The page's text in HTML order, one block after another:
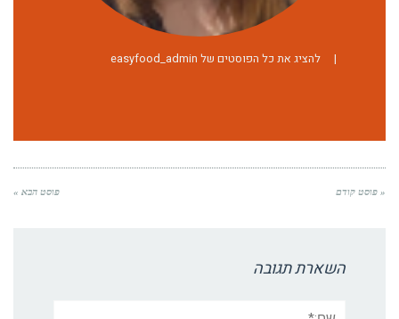
| להציג את כל הפוסטים של easyfood_admin
« פוסט קודם פוסט הבא »
השארת תגובה